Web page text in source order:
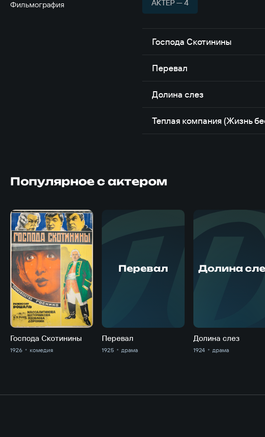
Фильмография АКТЁР — 4
Господа Скотинины
Перевал
Долина слез
Теплая компания (Жизнь
Популярное с актером
Господа Скотинины
1926 комедияП
Перевал
Перевал
1925 драма
Долина
Долина слез
1924 драма